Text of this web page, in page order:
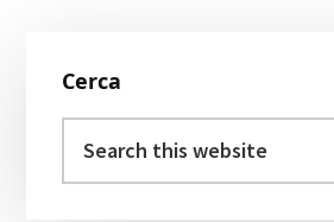
Sidebar
Cerca
this